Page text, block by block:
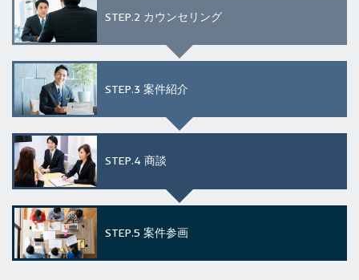
STEP.2 カウンセリング
STEP.3 案件紹介
STEP.4 商談
STEP.5 案件参画